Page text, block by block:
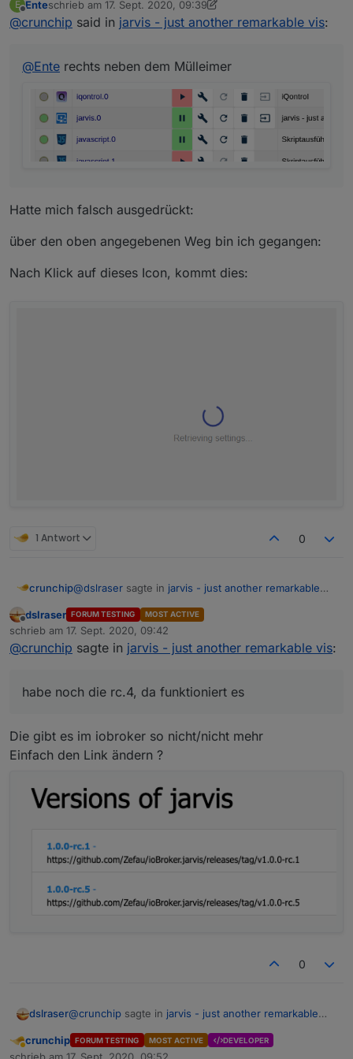
E Enteschrieb am 17. Sept. 2020, 09:39
zuletzt editiert von Ente
@crunchip said in jarvis - just another remarkable vis:
@Ente rechts neben dem Mülleimer
Hatte mich falsch ausgedrückt:
über den oben angegebenen Weg bin ich gegangen:
Nach Klick auf dieses Icon, kommt dies:
1 Antwort 0
crunchip@dslraser sagte in jarvis - just another remarkable
mal die rc.5
Offline
dslraser FORUM TESTING MOST ACTIVE
schrieb am 17. Sept. 2020, 09:42
zuletzt editiert von
@crunchip sagte in jarvis - just another remarkable vis:
habe noch die rc.4, da funktioniert es
Die gibt es im iobroker so nicht/nicht mehr
Einfach den Link ändern ?
0
dslraser@crunchip sagte in jarvis - just another remarkable
habe noch die rc.4, da funktioniert es
Abwesend
crunchip FORUM TESTING MOST ACTIVE DEVELOPER